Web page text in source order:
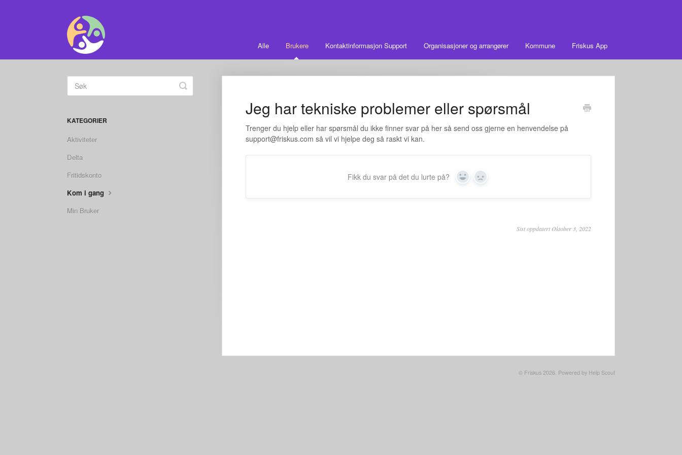
Alle Brukere Kontaktinformasjon Support Organisasjoner og arrangører Kommune Friskus App
Jeg har tekniske problemer eller spørsmål
Trenger du hjelp eller har spørsmål du ikke finner svar på her så send oss gjerne en henvendelse på
support@friskus.com så vil vi hjelpe deg så raskt vi kan.
Fikk du svar på det du lurte på? Yes No
Sist oppdatert Oktober 3, 2022
Toggle
Search
KATEGORIER
Aktiviteter
Delta
Fritidskonto
Kom i gang
Min Bruker
© Friskus 2026. Powered by Help Scout